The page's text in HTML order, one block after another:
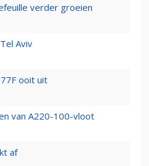
verder groeien
Aviv
ooit uit
van A220-100-vloot
af